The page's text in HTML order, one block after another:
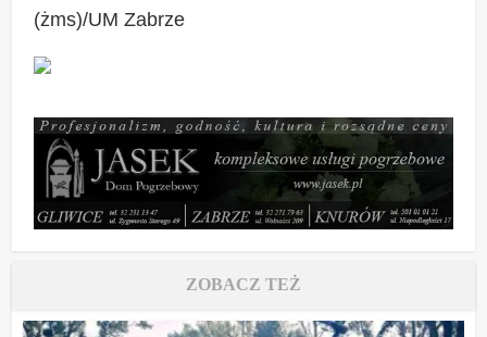
(żms)/UM Zabrze
ZOBACZ TEŻ